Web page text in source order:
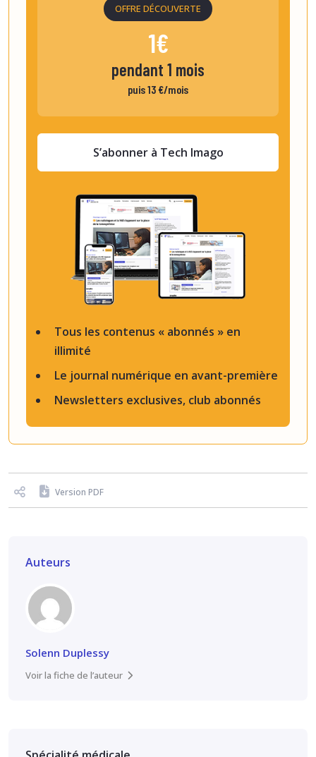
Tous les contenus « abonnés » en
illimité
Le journal numérique en avant-première
Newsletters exclusives, club abonnés
OFFRE DÉCOUVERTE
1€
pendant 1 mois
puis 13 €/mois
S’abonner à Tech Imago
Version PDF
Auteurs
Solenn Duplessy
Voir la fiche de l’auteur